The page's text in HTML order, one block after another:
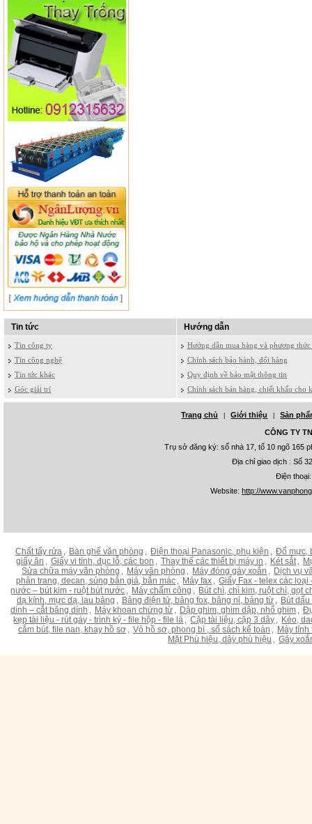
Tin tức Hướng dẫn
Tin công ty
Tin công nghệ
Tin tức khác
Góc giải trí
Hướng dẫn mua hàng và phương
Chính sách bảo hành, đổi hàng
Quy định về bảo mật thông tin
Chính sách bán hàng, chiết khấu cho
Trang chủ Giới thiệu Sản
CÔNG TY
Trụ sở đăng ký: số nhà 17, tổ 10 ngõ 165
Địa chỉ giao dịch : Số
Điện
Website: http://
Chất tẩy rửa Bàn ghế văn phòng Điện thoại Panasonic, phụ kiện
Đổ mực,
giấy ăn
Giấy vi tính, đục lỗ, các bon Thay thế các thiết bị máy in Két sắt
Sửa chữa máy văn phòng
Máy văn phòng Máy đóng gáy xoắn
Dịch vụ
phân trang, decan, súng bắn giá, bắn mác
Máy fax
Giấy Fax - telex các loại
nước – bút kim - ruột bút nước
Máy chấm công
Bút chì, chì kim, ruột chì, gọt
dạ kính, mực dạ, lau bảng
Bảng điện tử, bảng fox, bảng nỉ, bảng từ
Bút
dính – cắt băng dính
Máy khoan chứng từ Dập ghim, ghim dập, nhổ ghim
kẹp tài liệu - rút gáy - trình ký - file hộp - file lá
Cặp tài liệu, cặp 3 dây
Kéo,
cắm bút, file nan, khay hồ sơ
Vỏ hồ sơ, phong bì , sổ sách kế toán
Máy tính
Mặt Phù hiệu, dây phù hiệu
Gáy